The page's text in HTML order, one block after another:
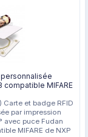
personnalisée
compatible MIFARE
Carte et badge RFID
par impression
avec puce Fudan
MIFARE de NXP